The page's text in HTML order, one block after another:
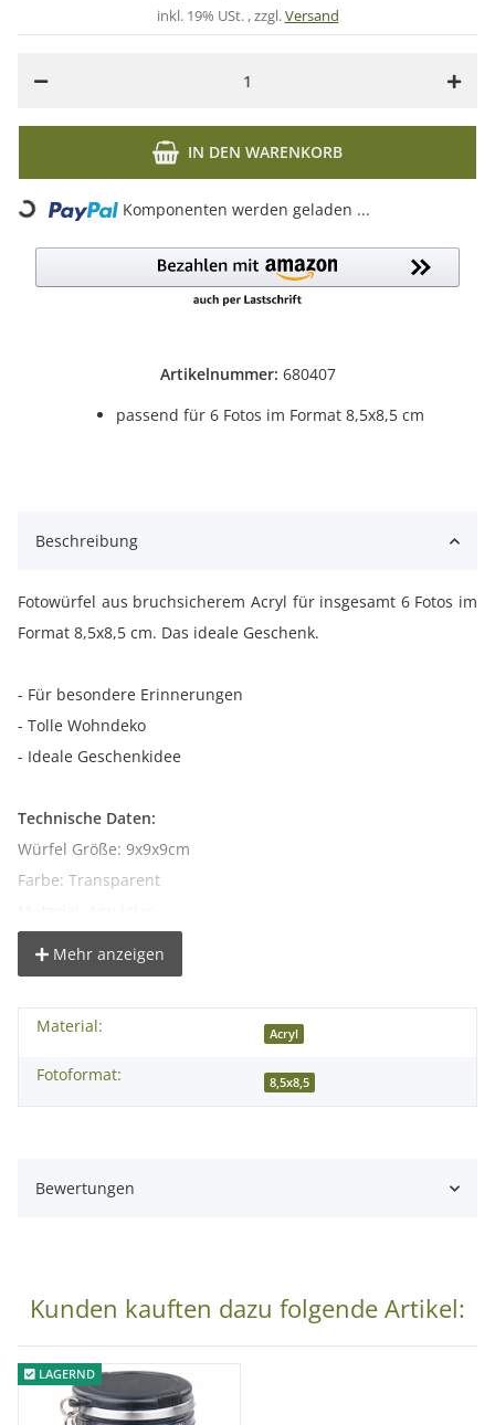
Artikelnummer: 680407
passend für 6 Fotos im Format 8,5x8,5 cm
inkl. 19% USt. , zzgl.Versand
IN DEN WARENKORB
Loading... Komponenten werden geladen ...
Beschreibung
Fotowürfel aus bruchsicherem Acryl für insgesamt 6 Fotos im
Format 8,5x8,5 cm. Das ideale Geschenk.
- Für besondere Erinnerungen
- Tolle Wohndeko
- Ideale Geschenkidee
Technische Daten:
Würfel Größe: 9x9x9cm
Farbe: Transparent
1x Fotowürfel für 6 Bilder
Mehr anzeigen
Material: Acryl
Fotoformat: 8,5x8,5
Bewertungen
Kunden kauften dazu folgende Artikel:
LAGERND